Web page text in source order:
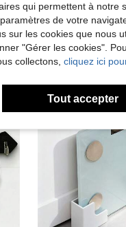
qui permettent à notre
de votre
sur les cookies que nous
"Gérer les cookies".
collectons, cliquez ici
Tout accepter